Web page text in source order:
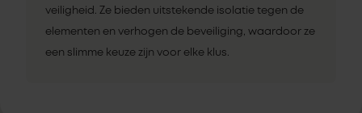
veiligheid. Ze bieden uitstekende isolatie tegen de
elementen en verhogen de beveiliging, waardoor ze
een slimme keuze zijn voor elke klus.